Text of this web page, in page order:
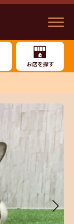
お店を探す